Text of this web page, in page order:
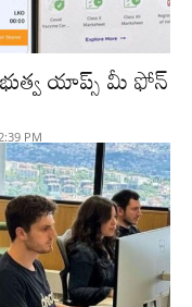
యాప్స్ మీ ఫోన్
PM